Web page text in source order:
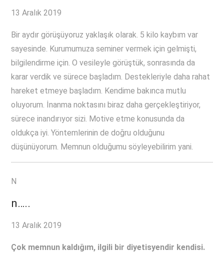
13 Aralık 2019
Bir aydır görüşüyoruz yaklaşık olarak. 5 kilo kaybım var
sayesinde. Kurumumuza seminer vermek için gelmişti,
bilgilendirme için. O vesileyle görüştük, sonrasında da
karar verdik ve sürece başladım. Destekleriyle daha rahat
hareket etmeye başladım. Kendime bakınca mutlu
oluyorum. İnanma noktasını biraz daha gerçekleştiriyor,
sürece inandırıyor sizi. Motive etme konusunda da
oldukça iyi. Yöntemlerinin de doğru olduğunu
düşünüyorum. Memnun olduğumu söyleyebilirim yani.
N
n…..
13 Aralık 2019
Çok memnun kaldığım, ilgili bir diyetisyendir kendisi.